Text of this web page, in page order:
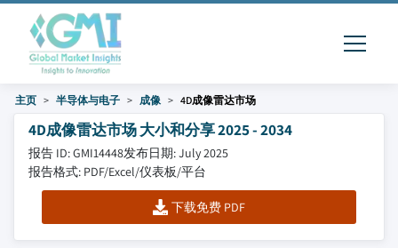
主页 半导体与电子 成像 4D成像雷达市场
4D成像雷达市场 大小和分享 2025 - 2034
报告 ID: GMI14448发布日期: July 2025
报告格式: PDF/Excel/仪表板/平台
下载免费 PDF